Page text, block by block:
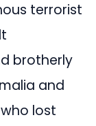
terrorist
brotherly
and
lost